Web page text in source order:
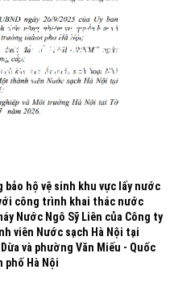
khu vực lấy nước sinh
nước dưới đất Nhà
ty TNHH Một thành
Ngọc Hà, Tây Hồ,
Hà Nội
bảo hộ vệ sinh khu vực lấy nước
công trình khai thác nước
Nước Ngô Sỹ Liên của Công ty
viên Nước sạch Hà Nội tại
và phường Văn Miếu - Quốc
phố Hà Nội